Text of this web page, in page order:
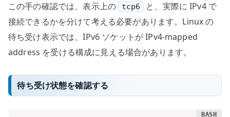
この手の確認では、表示上の tcp6
と、実際に IPv4 で
接続できるかを分けて考える必要があります。Linux の
待ち受け表示では、IPv6 ソケットが IPv4-mapped
address を受ける構成に見える場合があります。
待ち受け状態を確認する